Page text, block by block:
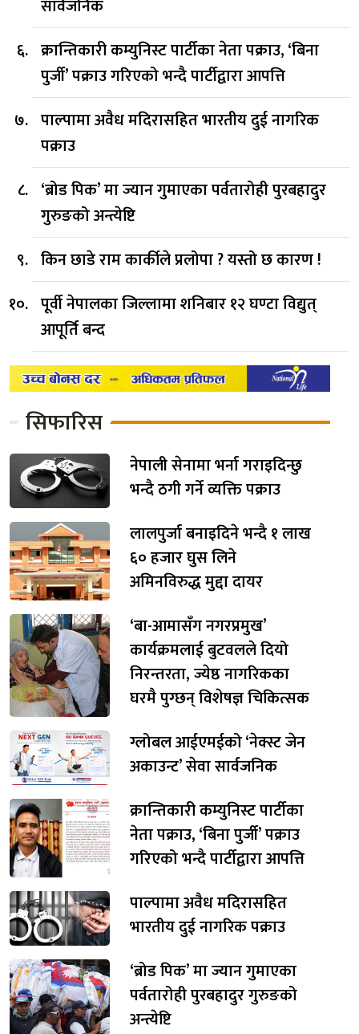
सार्वजनिक
क्रान्तिकारी कम्युनिस्ट पार्टीका नेता पक्राउ, ‘बिना
पुर्जी’ पक्राउ गरिएको भन्दै पार्टीद्वारा आपत्ति
पाल्पामा अवैध मदिरासहित भारतीय दुई नागरिक
पक्राउ
‘ब्रोड पिक’ मा ज्यान गुमाएका पर्वतारोही पुरबहादुर
गुरुङको अन्त्येष्टि
किन छाडे राम कार्कीले प्रलोपा ? यस्तो छ कारण !
पूर्वी नेपालका जिल्लामा शनिबार १२ घण्टा विद्युत्
आपूर्ति बन्द
सिफारिस
नेपाली सेनामा भर्ना गराइदिन्छु
भन्दै ठगी गर्ने व्यक्ति पक्राउ
लालपुर्जा बनाइदिने भन्दै १ लाख
६० हजार घुस लिने
अमिनविरुद्ध मुद्दा दायर
‘बा-आमासँग नगरप्रमुख’
कार्यक्रमलाई बुटवलले दियो
निरन्तरता, ज्येष्ठ नागरिकका
घरमै पुग्छन् विशेषज्ञ चिकित्सक
ग्लोबल आईएमईको ‘नेक्स्ट जेन
अकाउन्ट’ सेवा सार्वजनिक
क्रान्तिकारी कम्युनिस्ट पार्टीका
नेता पक्राउ, ‘बिना पुर्जी’ पक्राउ
गरिएको भन्दै पार्टीद्वारा आपत्ति
पाल्पामा अवैध मदिरासहित
भारतीय दुई नागरिक पक्राउ
‘ब्रोड पिक’ मा ज्यान गुमाएका
पर्वतारोही पुरबहादुर गुरुङको
अन्त्येष्टि